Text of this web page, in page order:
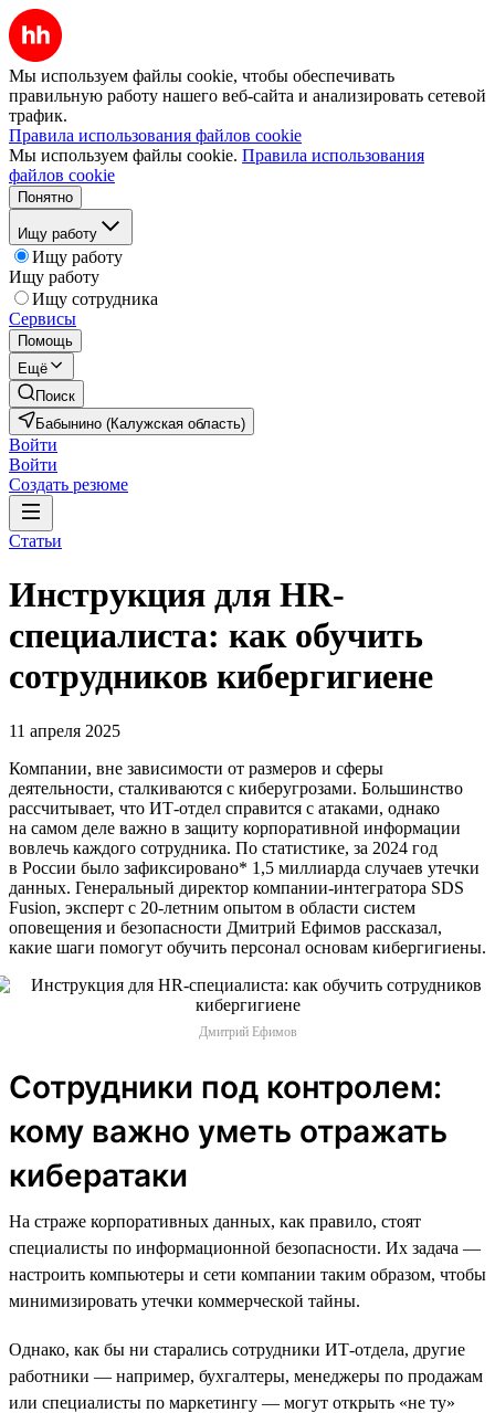
Мы используем файлы cookie, чтобы обеспечивать
правильную работу нашего веб-сайта и анализировать сетевой
трафик.
Правила использования файлов cookie
Мы используем файлы cookie. Правила использования
файлов cookie
Понятно
Ищу работу
Ищу работу
Ищу работу
Ищу сотрудника
Сервисы
Помощь
Ещё
Поиск
Бабынино (Калужская область)
Войти
Войти
Создать резюме
Статьи
Инструкция для HR-
специалиста: как обучить
сотрудников кибергигиене
11 апреля 2025
Компании, вне зависимости от размеров и сферы
деятельности, сталкиваются с киберугрозами. Большинство
рассчитывает, что ИТ-отдел справится с атаками, однако
на самом деле важно в защиту корпоративной информации
вовлечь каждого сотрудника. По статистике, за 2024 год
в России было зафиксировано* 1,5 миллиарда случаев утечки
данных. Генеральный директор компании-интегратора SDS
Fusion, эксперт с 20-летним опытом в области систем
оповещения и безопасности Дмитрий Ефимов рассказал,
какие шаги помогут обучить персонал основам кибергигиены.
Дмитрий Ефимов
Сотрудники под контролем:
кому важно уметь отражать
кибератаки
На страже корпоративных данных, как правило, стоят
специалисты по информационной безопасности. Их задача —
настроить компьютеры и сети компании таким образом, чтобы
минимизировать утечки коммерческой тайны.
Однако, как бы ни старались сотрудники ИТ-отдела, другие
работники — например, бухгалтеры, менеджеры по продажам
или специалисты по маркетингу — могут открыть «не ту»